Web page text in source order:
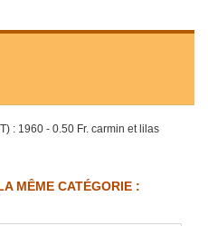
: 1960 - 0.50 Fr. carmin et lilas
MÊME CATÉGORIE :